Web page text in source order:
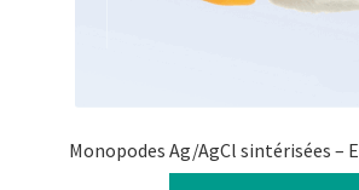
Monopodes Ag/AgCl sintérisées –